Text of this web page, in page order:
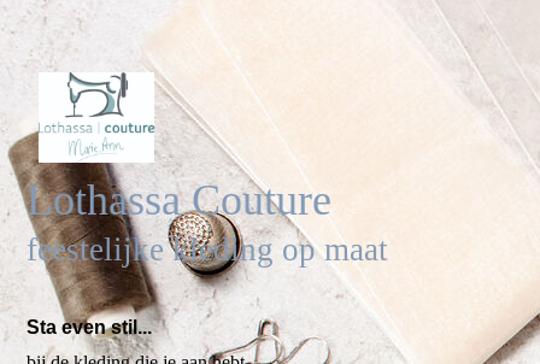
Lothassa Couture
feestelijke kleding op maat
Sta even stil...